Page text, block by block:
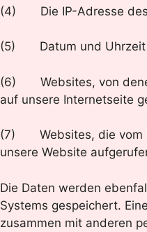
(4) Die IP-Adresse des
(5) Datum und Uhrzeit
(6) Websites, von
auf unsere Internetseite
(7) Websites, die vom
unsere Website
Die Daten werden
Systems gespeichert.
zusammen mit anderen